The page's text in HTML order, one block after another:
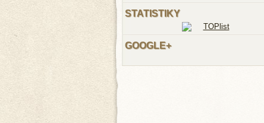
STATISTIKY
GOOGLE+